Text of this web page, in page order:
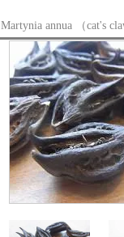
Martynia annua （cat's